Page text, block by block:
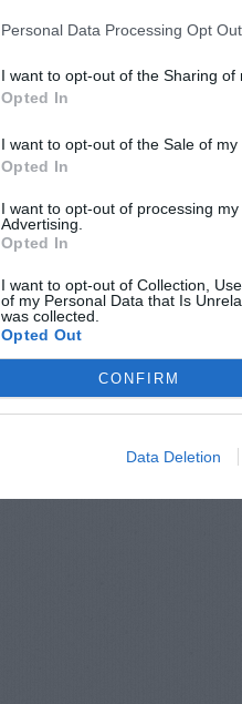
Personal Data Processing Opt
I want to opt-out of the Sharing of
Opted In
I want to opt-out of the Sale of
Opted In
I want to opt-out of processing
Advertising.
Opted In
I want to opt-out of Collection,
of my Personal Data that Is
was collected.
Opted Out
CONFIRM
Data Deletion